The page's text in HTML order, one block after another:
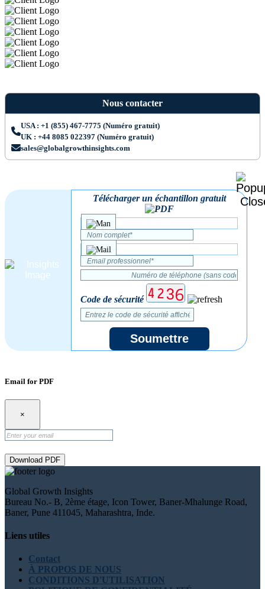
Nous contacter
USA : +1 (855) 467-7775 (Numéro gratuit)
UK : +44 8085 022397 (Numéro gratuit)
sales@globalgrowthinsights.com
Télécharger un échantillon gratuit
Code de sécurité
Soumettre
Email for PDF
×
Download PDF
Global Growth Insights
Bureau No.- B, 2ème étage, Icon Tower, Baner-Mhalunge Road,
Baner, Pune 411045, Maharashtra, Inde.
Liens utiles
Contact
À PROPOS DE NOUS
CONDITIONS D'UTILISATION